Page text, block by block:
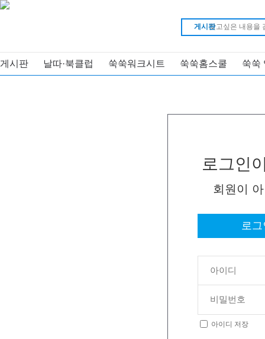
게시판
게시판 날따·북클럽 쑥쑥워크시트 쑥쑥홈스쿨 쑥쑥
로그인
회원이
로
아이디 저장